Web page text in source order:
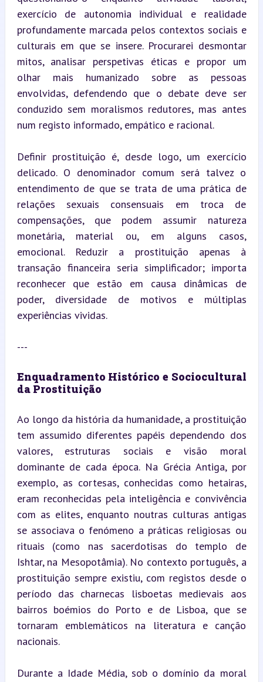
exercício de autonomia individual e realidade
profundamente marcada pelos contextos sociais e
culturais em que se insere. Procurarei desmontar
mitos, analisar perspetivas éticas e propor um
olhar mais humanizado sobre as pessoas
envolvidas, defendendo que o debate deve ser
conduzido sem moralismos redutores, mas antes
num registo informado, empático e racional.
Definir prostituição é, desde logo, um exercício
delicado. O denominador comum será talvez o
entendimento de que se trata de uma prática de
relações sexuais consensuais em troca de
compensações, que podem assumir natureza
monetária, material ou, em alguns casos,
emocional. Reduzir a prostituição apenas à
transação financeira seria simplificador; importa
reconhecer que estão em causa dinâmicas de
poder, diversidade de motivos e múltiplas
experiências vividas.
---
Enquadramento Histórico e Sociocultural
da Prostituição
Ao longo da história da humanidade, a prostituição
tem assumido diferentes papéis dependendo dos
valores, estruturas sociais e visão moral
dominante de cada época. Na Grécia Antiga, por
exemplo, as cortesas, conhecidas como hetairas,
eram reconhecidas pela inteligência e convivência
com as elites, enquanto noutras culturas antigas
se associava o fenómeno a práticas religiosas ou
rituais (como nas sacerdotisas do templo de
Ishtar, na Mesopotâmia). No contexto português, a
prostituição sempre existiu, com registos desde o
período das charnecas lisboetas medievais aos
bairros boémios do Porto e de Lisboa, que se
tornaram emblemáticos na literatura e canção
nacionais.
Durante a Idade Média, sob o domínio da moral